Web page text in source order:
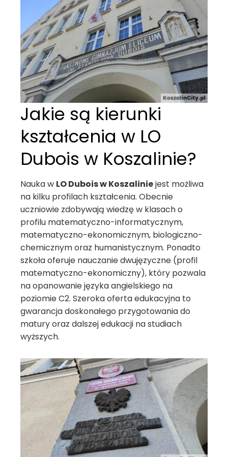
Jakie są kierunki
kształcenia w LO
Dubois w Koszalinie?
Nauka w LO Dubois w Koszaliniejest możliwa
na kilku profilach kształcenia. Obecnie
uczniowie zdobywają wiedzę w klasach o
profilu matematyczno-informatycznym,
matematyczno-ekonomicznym, biologiczno-
chemicznym oraz humanistycznym. Ponadto
szkoła oferuje nauczanie dwujęzyczne (profil
matematyczno-ekonomiczny), który pozwala
na opanowanie języka angielskiego na
poziomie C2. Szeroka oferta edukacyjna to
gwarancja doskonałego przygotowania do
matury oraz dalszej edukacji na studiach
wyższych.